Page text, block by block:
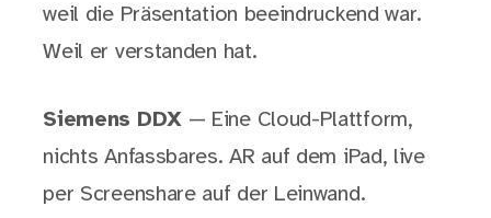
weil die Präsentation beeindruckend war.
Weil er verstanden hat.
Siemens DDX— Eine Cloud-Plattform,
nichts Anfassbares. AR auf dem iPad, live
per Screenshare auf der Leinwand.